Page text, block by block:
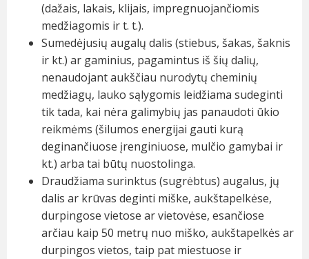
(dažais, lakais, klijais, impregnuojančiomis
medžiagomis ir t. t.).
Sumedėjusių augalų dalis (stiebus, šakas, šaknis
ir kt.) ar gaminius, pagamintus iš šių dalių,
nenaudojant aukščiau nurodytų cheminių
medžiagų, lauko sąlygomis leidžiama sudeginti
tik tada, kai nėra galimybių jas panaudoti ūkio
reikmėms (šilumos energijai gauti kurą
deginančiuose įrenginiuose, mulčio gamybai ir
kt.) arba tai būtų nuostolinga.
Draudžiama surinktus (sugrėbtus) augalus, jų
dalis ar krūvas deginti miške, aukštapelkėse,
durpingose vietose ar vietovėse, esančiose
arčiau kaip 50 metrų nuo miško, aukštapelkės ar
durpingos vietos, taip pat miestuose ir